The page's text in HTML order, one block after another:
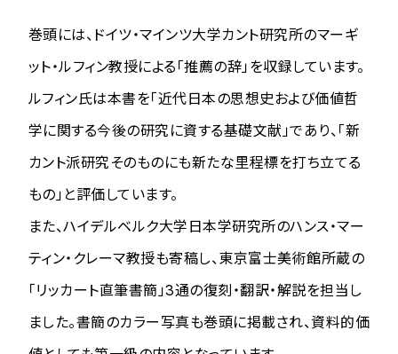
巻頭には、ドイツ・マインツ大学カント研究所のマーギ
ット・ルフィン教授による「推薦の辞」を収録しています。
ルフィン氏は本書を「近代日本の思想史および価値哲
学に関する今後の研究に資する基礎文献」であり、「新
カント派研究そのものにも新たな里程標を打ち立てる
もの」と評価しています。
また、ハイデルベルク大学日本学研究所のハンス・マー
ティン・クレーマ教授も寄稿し、東京富士美術館所蔵の
「リッカート直筆書簡」3通の復刻・翻訳・解説を担当し
ました。書簡のカラー写真も巻頭に掲載され、資料的価